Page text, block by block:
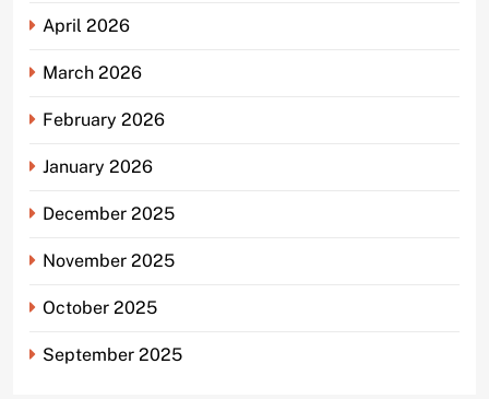
April 2026
March 2026
February 2026
January 2026
December 2025
November 2025
October 2025
September 2025